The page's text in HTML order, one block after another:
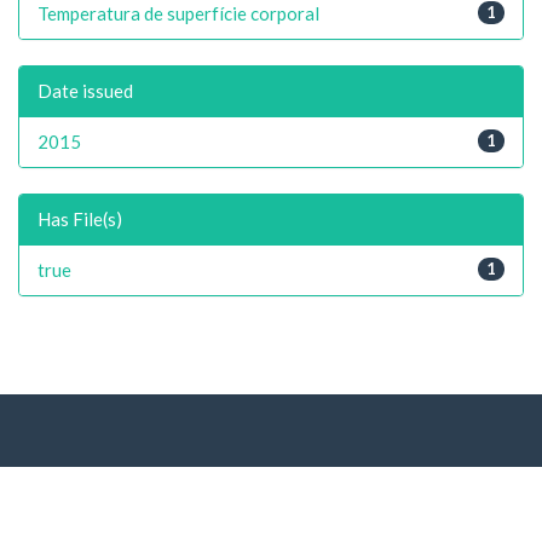
1
Temperatura de superfície corporal
Date issued
1
2015
Has File(s)
1
true